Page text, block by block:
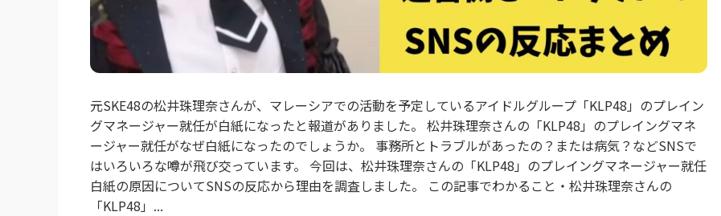
元SKE48の松井珠理奈さんが、マレーシアでの活動を予定しているアイドルグループ「KLP48」のプレイン
グマネージャー就任が白紙になったと報道がありました。 松井珠理奈さんの「KLP48」のプレイングマネ
ージャー就任がなぜ白紙になったのでしょうか。 事務所とトラブルがあったの？または病気？などSNSで
はいろいろな噂が飛び交っています。 今回は、松井珠理奈さんの「KLP48」のプレイングマネージャー就任
白紙の原因についてSNSの反応から理由を調査しました。 この記事でわかること・松井珠理奈さんの
「KLP48」...